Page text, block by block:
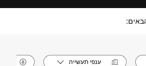
ענפי תעשייה